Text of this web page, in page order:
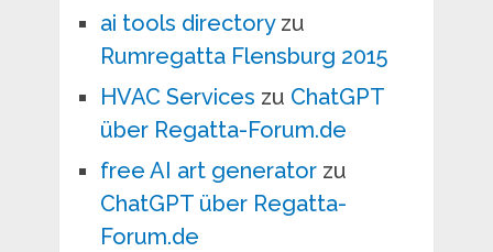
ai tools directoryzu
Rumregatta Flensburg 2015
HVAC Services zu ChatGPT
über Regatta-Forum.de
free AI art generatorzu
ChatGPT über Regatta-
Forum.de